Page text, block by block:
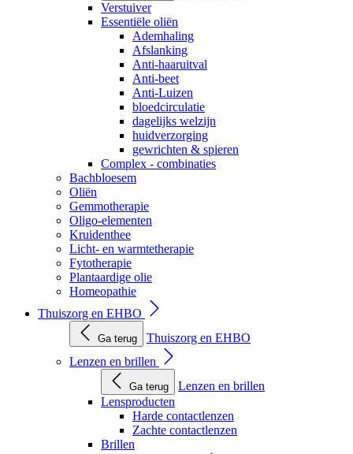
Verstuiver
Essentiële oliën
Ademhaling
Afslanking
Anti-haaruitval
Anti-beet
Anti-Luizen
bloedcirculatie
dagelijks welzijn
huidverzorging
gewrichten & spieren
Complex - combinaties
Bachbloesem
Oliën
Gemmotherapie
Oligo-elementen
Kruidenthee
Licht- en warmtetherapie
Fytotherapie
Plantaardige olie
Homeopathie
Thuiszorg en EHBO
Ga terug
Thuiszorg en EHBO
Lenzen en brillen
Ga terug
Lenzen en brillen
Lensproducten
Harde contactlenzen
Zachte contactlenzen
Brillen